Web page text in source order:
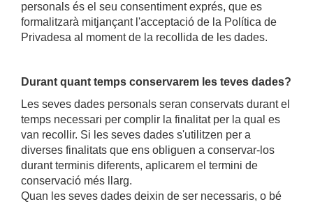
personals és el seu consentiment exprés, que es
formalitzarà mitjançant l'acceptació de la Política de
Privadesa al moment de la recollida de les dades.
Durant quant temps conservarem les teves dades?
Les seves dades personals seran conservats durant el
temps necessari per complir la finalitat per la qual es
van recollir. Si les seves dades s'utilitzen per a
diverses finalitats que ens obliguen a conservar-los
durant terminis diferents, aplicarem el termini de
conservació més llarg.
Quan les seves dades deixin de ser necessaris, o bé